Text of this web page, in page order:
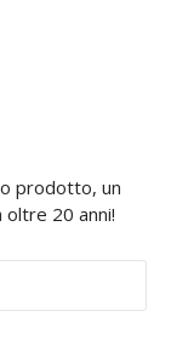
prodotto, un
20 anni!